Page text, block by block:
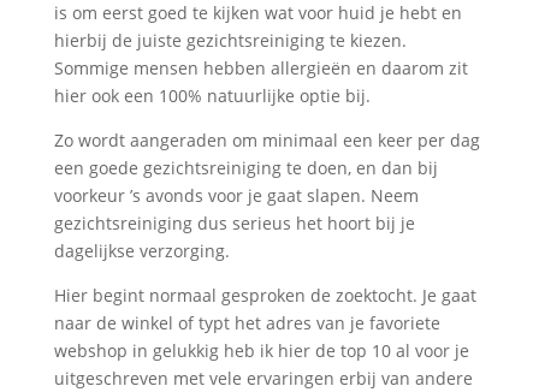
is om eerst goed te kijken wat voor huid je hebt en
hierbij de juiste gezichtsreiniging te kiezen.
Sommige mensen hebben allergieën en daarom zit
hier ook een 100% natuurlijke optie bij.
Zo wordt aangeraden om minimaal een keer per dag
een goede gezichtsreiniging te doen, en dan bij
voorkeur ’s avonds voor je gaat slapen. Neem
gezichtsreiniging dus serieus het hoort bij je
dagelijkse verzorging.
Hier begint normaal gesproken de zoektocht. Je gaat
naar de winkel of typt het adres van je favoriete
webshop in gelukkig heb ik hier de top 10 al voor je
uitgeschreven met vele ervaringen erbij van andere